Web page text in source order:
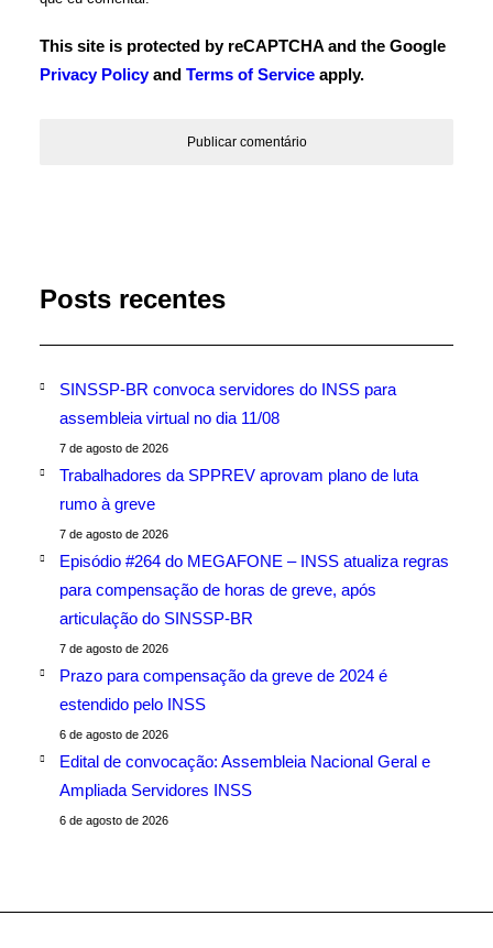
This site is protected by reCAPTCHA and the Google
Privacy Policyand Terms of Service apply.
Posts recentes
SINSSP-BR convoca servidores do INSS para
assembleia virtual no dia 11/08
7 de agosto de 2026
Trabalhadores da SPPREV aprovam plano de luta
rumo à greve
7 de agosto de 2026
Episódio #264 do MEGAFONE – INSS atualiza regras
para compensação de horas de greve, após
articulação do SINSSP-BR
7 de agosto de 2026
Prazo para compensação da greve de 2024 é
estendido pelo INSS
6 de agosto de 2026
Edital de convocação: Assembleia Nacional Geral e
Ampliada Servidores INSS
6 de agosto de 2026